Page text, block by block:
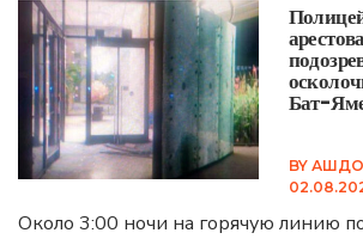
Бат-
BY
Около 3:00 ночи на горячую линию